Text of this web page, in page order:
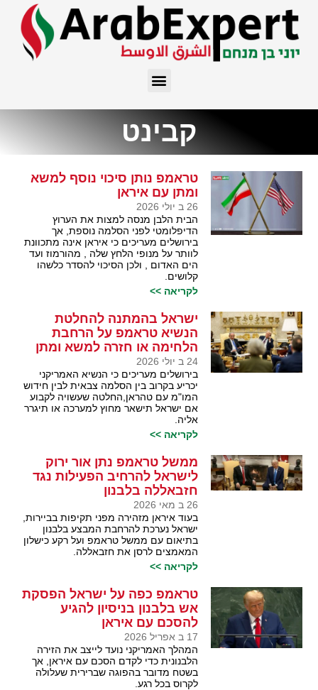
קבינט
טראמפ נותן סיכוי נוסף למשא
ומתן עם איראן
26 ב יולי 2026
הבית הלבן מנסה למצות את הערוץ
הדיפלומטי לפני הסלמה נוספת, אך
בירושלים מעריכים כי איראן אינה מתכוונת
לוותר על מנופי הלחץ שלה , מהורמוז ועד
הים האדום , ולכן הסיכוי להסדר כלשהו
קלושים.
לקריאה >>
ישראל בהמתנה להחלטת
הנשיא טראמפ על הרחבת
הלחימה או חזרה למשא ומתן
24 ב יולי 2026
בירושלים מעריכים כי הנשיא האמריקני
יכריע בקרוב בין הסלמה צבאית לבין חידוש
המו"מ עם טהראן,החלטה שעשויה לקבוע
אם ישראל תישאר מחוץ למערכה או תיגרר
אליה.
לקריאה >>
ממשל טראמפ נתן אור ירוק
לישראל להרחיב הפעילות נגד
חזבאללה בלבנון
26 ב מאי 2026
בעוד איראן מזהירה מפני תקיפות בביירות,
ישראל נערכת להרחבת המבצע בלבנון
בתיאום עם ממשל טראמפ ועל רקע כישלון
המאמצים לרסן את חזבאללה.
לקריאה >>
טראמפ כפה על ישראל הפסקת
אש בלבנון בניסיון להגיע
להסכם עם איראן
17 ב אפריל 2026
המהלך האמריקני נועד לייצב את הזירה
הלבנונית כדי לקדם הסכם עם איראן, אך
בשטח מדובר בהפוגה שברירית שעלולה
לקרוס בכל רגע.